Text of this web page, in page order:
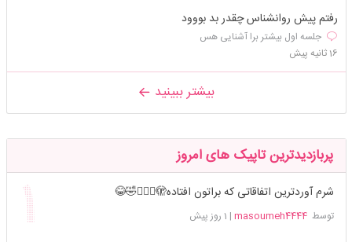
رفتم پیش روانشناس چقدر بد بووود
جلسه اول بیشتر برا آشنایی هس
16 ثانیه پیش
بیشتر ببینید
پربازدیدترین تاپیک های امروز
شرم آوردترین اتفاقاتی که براتون افتاده🫣🤦🏻‍♀️🤣😂
توسطmasoumeh4444
| 1 روز پیش